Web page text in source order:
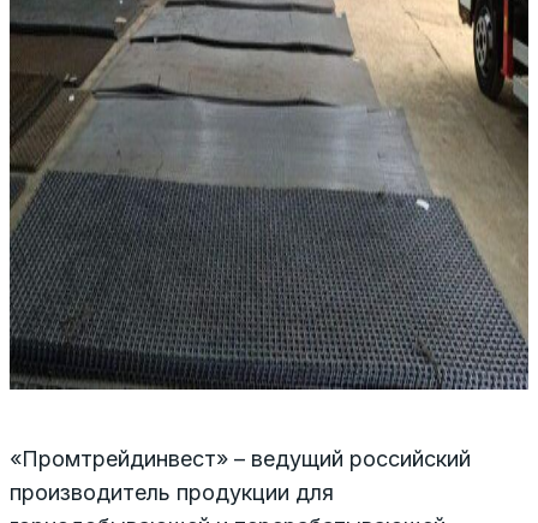
«Промтрейдинвест» – ведущий российский
производитель продукции для